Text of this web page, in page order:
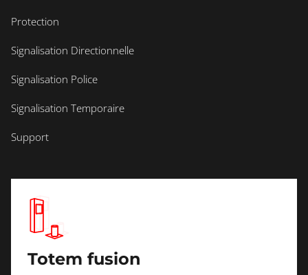
Protection
Signalisation Directionnelle
Signalisation Police
Signalisation Temporaire
Support
Totem fusion